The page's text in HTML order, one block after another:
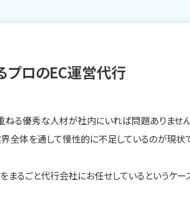
プロのEC運営代行
ねる優秀な人材が社内にいれば問題ありませ
全体を通して慢性的に不足しているのが現状
まるごと代行会社にお任せしているというケー